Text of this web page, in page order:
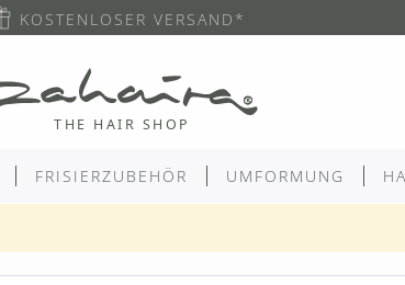
KOSTENLOSER VERSAND*
FRISIERZUBEHÖR UMFORMUNG